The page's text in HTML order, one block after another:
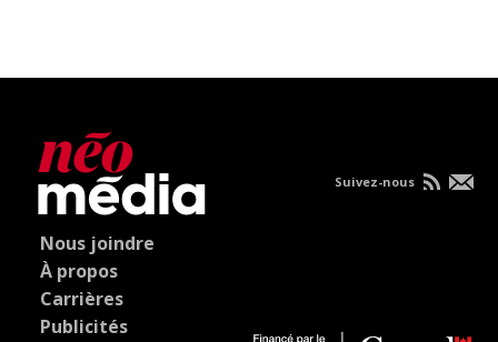
Nous joindre
À propos
Carrières
Publicités
Suivez-nous